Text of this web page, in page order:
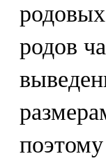
родов